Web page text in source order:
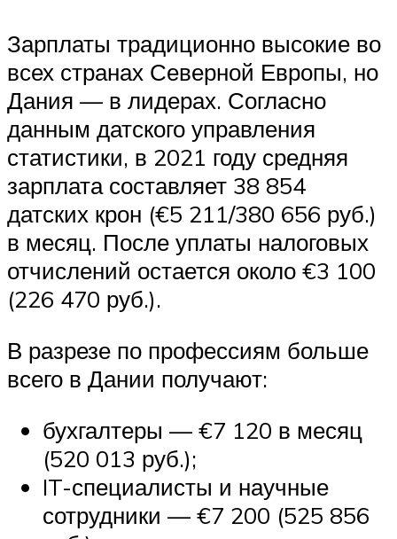
Зарплаты традиционно высокие во
всех странах Северной Европы, но
Дания — в лидерах. Согласно
данным датского управления
статистики, в 2021 году средняя
зарплата составляет 38 854
датских крон (€5 211/380 656 руб.)
в месяц. После уплаты налоговых
отчислений остается около €3 100
(226 470 руб.).
В разрезе по профессиям больше
всего в Дании получают:
бухгалтеры — €7 120 в месяц
(520 013 руб.);
IT-специалисты и научные
сотрудники — €7 200 (525 856